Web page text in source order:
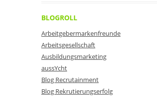
BLOGROLL
Arbeitgebermarkenfreunde
Arbeitsgesellschaft
Ausbildungsmarketing
aussYcht
Blog Recrutainment
Blog Rekrutierungserfolg